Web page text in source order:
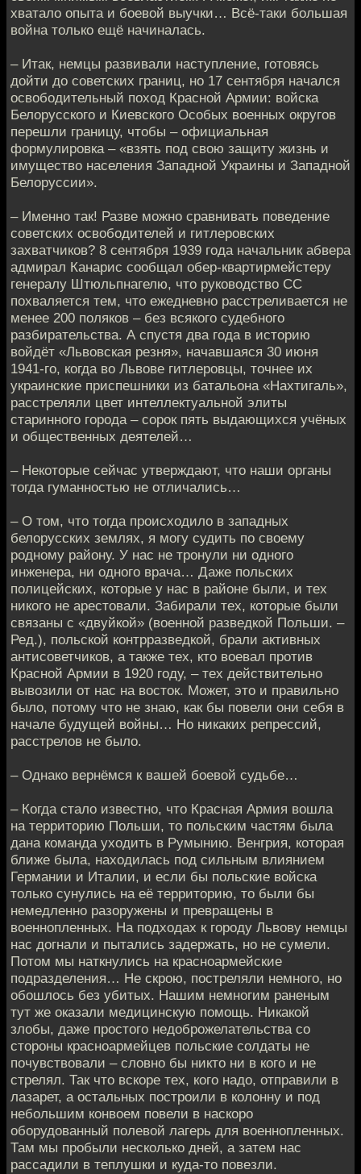
хватало опыта и боевой выучки… Всё-таки большая
война только ещё начиналась.
– Итак, немцы развивали наступление, готовясь
дойти до советских границ, но 17 сентября начался
освободительный поход Красной Армии: войска
Белорусского и Киевского Особых военных округов
перешли границу, чтобы – официальная
формулировка – «взять под свою защиту жизнь и
имущество населения Западной Украины и Западной
Белоруссии».
– Именно так! Разве можно сравнивать поведение
советских освободителей и гитлеровских
захватчиков? 8 сентября 1939 года начальник абвера
адмирал Канарис сообщал обер-квартирмейстеру
генералу Штюльпнагелю, что руководство СС
похваляется тем, что ежедневно расстреливается не
менее 200 поляков – без всякого судебного
разбирательства. А спустя два года в историю
войдёт «Львовская резня», начавшаяся 30 июня
1941-го, когда во Львове гитлеровцы, точнее их
украинские приспешники из батальона «Нахтигаль»,
расстреляли цвет интеллектуальной элиты
старинного города – сорок пять выдающихся учёных
и общественных деятелей…
– Некоторые сейчас утверждают, что наши органы
тогда гуманностью не отличались…
– О том, что тогда происходило в западных
белорусских землях, я могу судить по своему
родному району. У нас не тронули ни одного
инженера, ни одного врача… Даже польских
полицейских, которые у нас в районе были, и тех
никого не арестовали. Забирали тех, которые были
связаны с «двуйкой» (военной разведкой Польши. –
Ред.), польской контрразведкой, брали активных
антисоветчиков, а также тех, кто воевал против
Красной Армии в 1920 году, – тех действительно
вывозили от нас на восток. Может, это и правильно
было, потому что не знаю, как бы повели они себя в
начале будущей войны… Но никаких репрессий,
расстрелов не было.
– Однако вернёмся к вашей боевой судьбе…
– Когда стало известно, что Красная Армия вошла
на территорию Польши, то польским частям была
дана команда уходить в Румынию. Венгрия, которая
ближе была, находилась под сильным влиянием
Германии и Италии, и если бы польские войска
только сунулись на её территорию, то были бы
немедленно разоружены и превращены в
военнопленных. На подходах к городу Львову немцы
нас догнали и пытались задержать, но не сумели.
Потом мы наткнулись на красноармейские
подразделения… Не скрою, постреляли немного, но
обошлось без убитых. Нашим немногим раненым
тут же оказали медицинскую помощь. Никакой
злобы, даже простого недоброжелательства со
стороны красноармейцев польские солдаты не
почувствовали – словно бы никто ни в кого и не
стрелял. Так что вскоре тех, кого надо, отправили в
лазарет, а остальных построили в колонну и под
небольшим конвоем повели в наскоро
оборудованный полевой лагерь для военнопленных.
Там мы пробыли несколько дней, а затем нас
рассадили в теплушки и куда-то повезли.